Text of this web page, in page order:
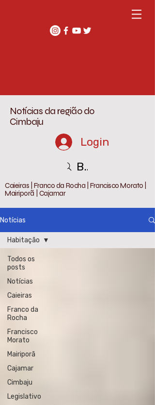
Notícias da região do
Cimbaju
Login
Buscar
Caieiras | Franco da Rocha | Francisco Morato |
Mairiporã | Cajamar
Notícias
Todos os
posts
Notícias
Caieiras
Franco da
Rocha
Francisco
Morato
Mairiporã
Cajamar
Cimbaju
Legislativo
Habitação